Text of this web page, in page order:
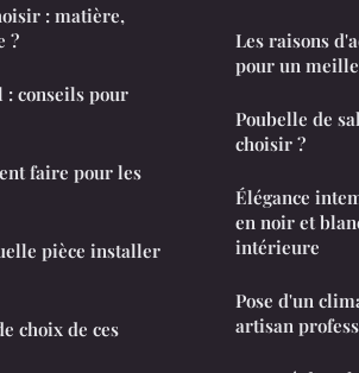
: matière,
?
: conseils pour
faire pour les
pièce installer
choix de ces
Les raisons
pour un
Poubelle de
choisir ?
Élégance
en noir et
intérieure
Pose d'un
artisan